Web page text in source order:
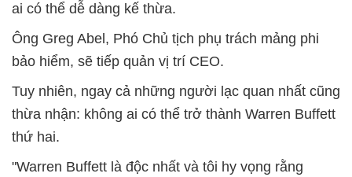
ai có thể dễ dàng kế thừa.
Ông Greg Abel, Phó Chủ tịch phụ trách mảng phi
bảo hiểm, sẽ tiếp quản vị trí CEO.
Tuy nhiên, ngay cả những người lạc quan nhất cũng
thừa nhận: không ai có thể trở thành Warren Buffett
thứ hai.
"Warren Buffett là độc nhất và tôi hy vọng rằng